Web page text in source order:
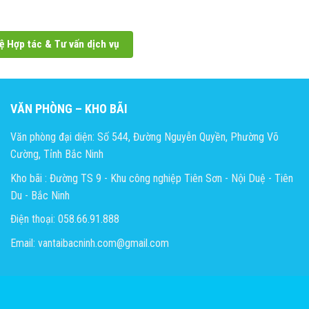
Hợp tác & Tư vấn dịch vụ
VĂN PHÒNG – KHO BÃI
Văn phòng đại diện: Số 544, Đường Nguyễn Quyền, Phường Võ
Cường, Tỉnh Bắc Ninh
Kho bãi : Đường TS 9 - Khu công nghiệp Tiên Sơn - Nội Duệ - Tiên
Du - Bắc Ninh
Điện thoại: 058.66.91.888
Email: vantaibacninh.com@gmail.com